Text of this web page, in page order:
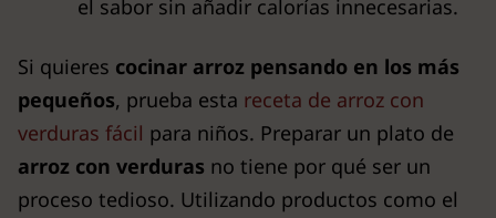
el sabor sin añadir calorías innecesarias.
Si quieres cocinar arroz pensando en los más
pequeños, prueba esta receta de arroz con
verduras fácil para niños. Preparar un plato de
arroz con verduras no tiene por qué ser un
proceso tedioso. Utilizando productos como el